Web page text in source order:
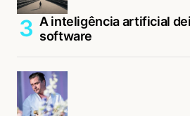
A inteligência artificial
software